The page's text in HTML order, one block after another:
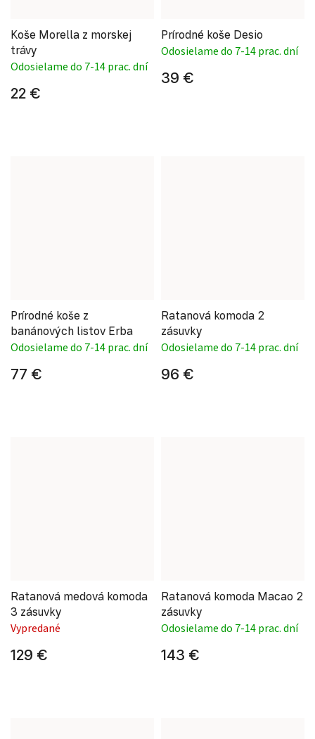
Koše Morella z morskej
trávy
Odosielame do 7-14 prac. dní
22 €
Prírodné koše Desio
Odosielame do 7-14 prac. dní
39 €
Prírodné koše z
banánových listov Erba
Odosielame do 7-14 prac. dní
77 €
Ratanová komoda 2
zásuvky
Odosielame do 7-14 prac. dní
96 €
Ratanová medová komoda
3 zásuvky
Vypredané
129 €
Ratanová komoda Macao 2
zásuvky
Odosielame do 7-14 prac. dní
143 €